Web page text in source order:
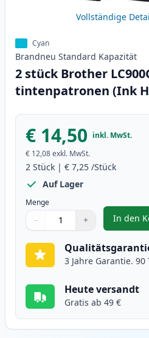
Vollständige
Cyan
Brandneu Standard Kapazität
2 stück Brother
tintenpatronen (Ink
€ 14,50 inkl. MwSt.
€ 12,08exkl. MwSt.
2 Stück | € 7,25 /Stück
Auf Lager
Menge
Verwenden Sie die Tasten,
− +
1
In den,
3 Jahre Garantie. 90
Heute versandt
Gratis ab 49 €